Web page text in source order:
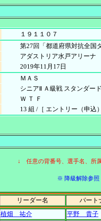
１９１１０７
第27回「都道府県対抗全国
アダストリア水戸アリーナ
2019年11月17日
ＭＡＳ
シニアⅡ Ａ級戦 スタンダー
Ｗ Ｔ Ｆ
13 組 /［ エントリー（申
↓ 任意の背番号、選手名、所
※ 降級解除参照
リーダー名
パート
植畑 祐介
平野 貴子